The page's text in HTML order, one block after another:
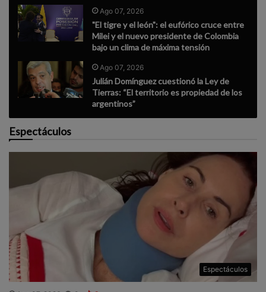
Ago 07, 2026
"El tigre y el león": el eufórico cruce entre
Milei y el nuevo presidente de Colombia
bajo un clima de máxima tensión
Ago 07, 2026
Julián Domínguez cuestionó la Ley de
Tierras: “El territorio es propiedad de los
argentinos”
Espectáculos
Espectáculos